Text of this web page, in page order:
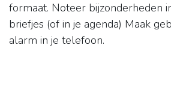
formaat. Noteer bijzonderheden
briefjes (of in je agenda) Maak
alarm in je telefoon.